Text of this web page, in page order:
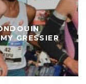
GRESSIER